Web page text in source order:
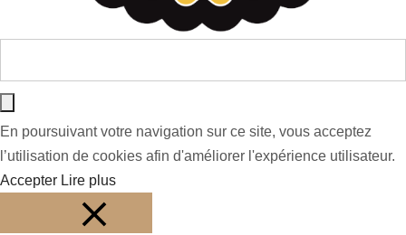
En poursuivant votre navigation sur ce site, vous acceptez
l’utilisation de cookies afin d'améliorer l'expérience utilisateur.
Accepter Lire plus